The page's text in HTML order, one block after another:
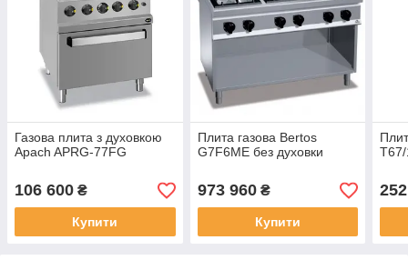
Газова плита з духовкою
Apach APRG-77FG
106 600 ₴
Купити
Плита газова Bertos
G7F6ME без духовки
973 960₴
Купити